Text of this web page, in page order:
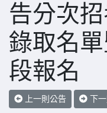
告分次
錄取名
段報名
上一則公告 下